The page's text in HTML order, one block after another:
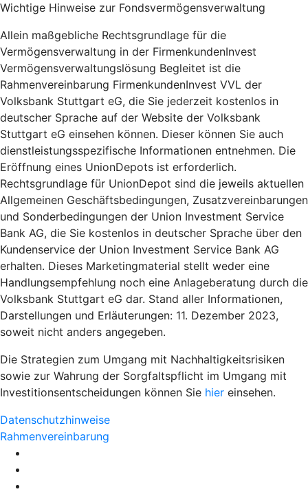
Wichtige Hinweise zur Fondsvermögensverwaltung
Allein maßgebliche Rechtsgrundlage für die
Vermögensverwaltung in der FirmenkundenInvest
Vermögensverwaltungslösung Begleitet ist die
Rahmenvereinbarung FirmenkundenInvest VVL der
Volksbank Stuttgart eG, die Sie jederzeit kostenlos in
deutscher Sprache auf der Website der Volksbank
Stuttgart eG einsehen können. Dieser können Sie auch
dienstleistungsspezifische Informationen entnehmen. Die
Eröffnung eines UnionDepots ist erforderlich.
Rechtsgrundlage für UnionDepot sind die jeweils aktuellen
Allgemeinen Geschäftsbedingungen, Zusatzvereinbarungen
und Sonderbedingungen der Union Investment Service
Bank AG, die Sie kostenlos in deutscher Sprache über den
Kundenservice der Union Investment Service Bank AG
erhalten. Dieses Marketingmaterial stellt weder eine
Handlungsempfehlung noch eine Anlageberatung durch die
Volksbank Stuttgart eG dar. Stand aller Informationen,
Darstellungen und Erläuterungen: 11. Dezember 2023,
soweit nicht anders angegeben.
Die Strategien zum Umgang mit Nachhaltigkeitsrisiken
sowie zur Wahrung der Sorgfaltspflicht im Umgang mit
Investitionsentscheidungen können Sie hier einsehen.
Datenschutzhinweise
Rahmenvereinbarung